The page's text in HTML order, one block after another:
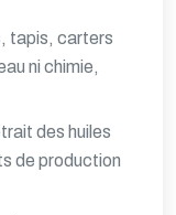
tapis, carters
ni chimie,
des huiles
de production